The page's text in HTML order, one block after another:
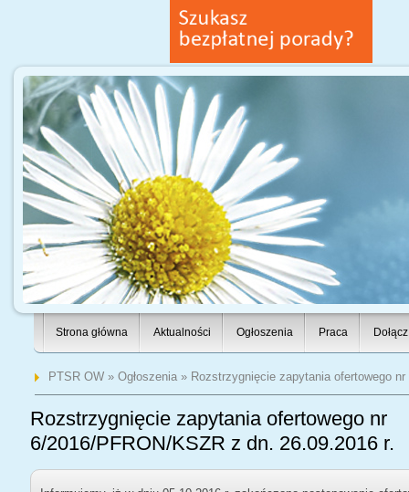
Strona główna Aktualności Ogłoszenia Praca
PTSR OW» Ogłoszenia» Rozstrzygnięcie zapytania ofertowego
Rozstrzygnięcie zapytania ofertowego nr
6/2016/PFRON/KSZR z dn. 26.09.2016 r.